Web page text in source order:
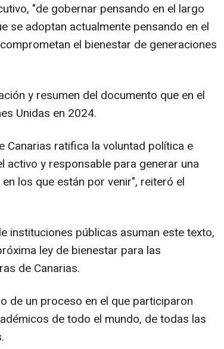
"de gobernar pensando en el largo
se adoptan actualmente pensando en el
el bienestar de generaciones
y resumen del documento que en el
Unidas en 2024.
Canarias ratifica la voluntad política e
activo y responsable para generar una
los que están por venir", reiteró el
instituciones públicas asuman este texto,
ley de bienestar para las
de Canarias.
de un proceso en el que participaron
de todo el mundo, de todas las